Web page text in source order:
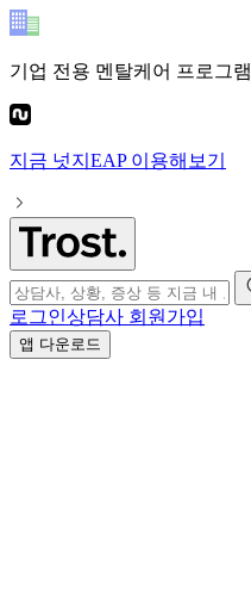
기업 전용 멘탈케어 프로그램
지금 넛지EAP이용해보기
로그인상담사 회원가입
앱 다운로드